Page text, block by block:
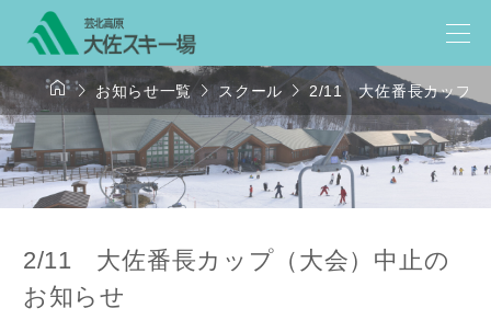
 お知らせ一覧スクール2/11 大佐番長カップ（
2/11 大佐番長カップ（大会）中止の
お知らせ